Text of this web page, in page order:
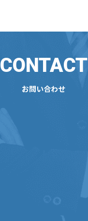
CONTACT
お問い合わせ